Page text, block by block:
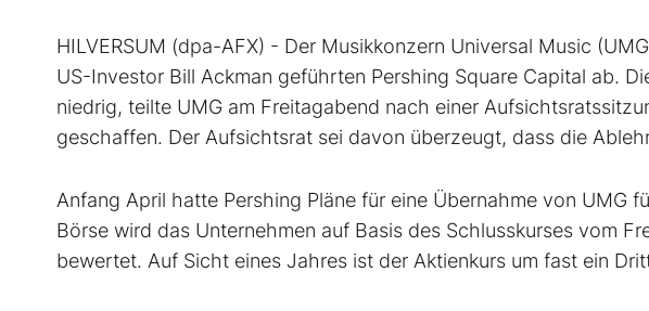
HILVERSUM (dpa-AFX) - Der Musikkonzern Universal Music
US-Investor Bill Ackman geführten Pershing Square Capital ab.
niedrig, teilte UMG am Freitagabend nach einer
geschaffen. Der Aufsichtsrat sei davon überzeugt, dass die
Anfang April hatte Pershing Pläne für eine Übernahme von UMG
Börse wird das Unternehmen auf Basis des Schlusskurses vom
bewertet. Auf Sicht eines Jahres ist der Aktienkurs um fast ein